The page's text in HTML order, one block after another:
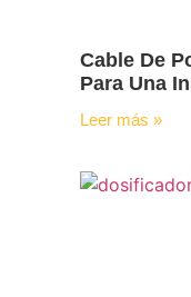
Cable De
Para Una
Leer más »